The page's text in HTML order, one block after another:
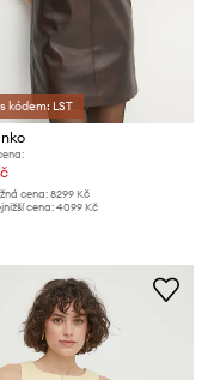
kódem: LST
cena:8299 Kč
cena:4099 Kč